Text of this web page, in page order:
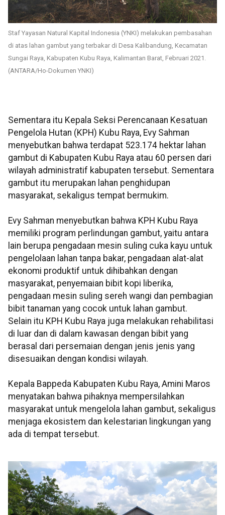
Staf Yayasan Natural Kapital Indonesia (YNKI) melakukan pembasahan
di atas lahan gambut yang terbakar di Desa Kalibandung, Kecamatan
Sungai Raya, Kabupaten Kubu Raya, Kalimantan Barat, Februari 2021.
(ANTARA/Ho-Dokumen YNKI)
Sementara itu Kepala Seksi Perencanaan Kesatuan
Pengelola Hutan (KPH) Kubu Raya, Evy Sahman
menyebutkan bahwa terdapat 523.174 hektar lahan
gambut di Kabupaten Kubu Raya atau 60 persen dari
wilayah administratif kabupaten tersebut. Sementara
gambut itu merupakan lahan penghidupan
masyarakat, sekaligus tempat bermukim.
Evy Sahman menyebutkan bahwa KPH Kubu Raya
memiliki program perlindungan gambut, yaitu antara
lain berupa pengadaan mesin suling cuka kayu untuk
pengelolaan lahan tanpa bakar, pengadaan alat-alat
ekonomi produktif untuk dihibahkan dengan
masyarakat, penyemaian bibit kopi liberika,
pengadaan mesin suling sereh wangi dan pembagian
bibit tanaman yang cocok untuk lahan gambut.
Selain itu KPH Kubu Raya juga melakukan rehabilitasi
di luar dan di dalam kawasan dengan bibit yang
berasal dari persemaian dengan jenis jenis yang
disesuaikan dengan kondisi wilayah.
Kepala Bappeda Kabupaten Kubu Raya, Amini Maros
menyatakan bahwa pihaknya mempersilahkan
masyarakat untuk mengelola lahan gambut, sekaligus
menjaga ekosistem dan kelestarian lingkungan yang
ada di tempat tersebut.